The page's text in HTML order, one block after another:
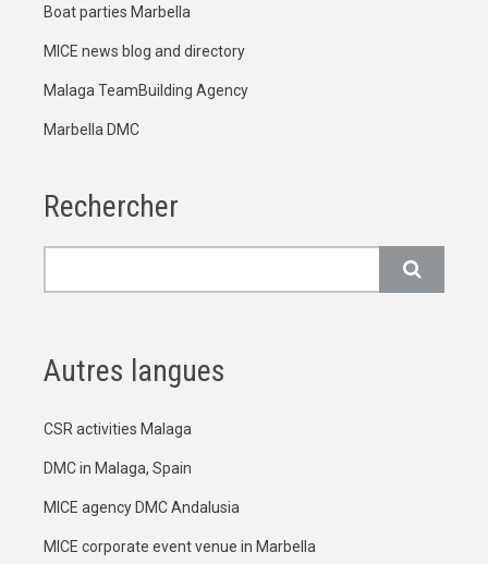
Boat parties Marbella
MICE news blog and directory
Malaga TeamBuilding Agency
Marbella DMC
Rechercher
Autres langues
CSR activities Malaga
DMC in Malaga, Spain
MICE agency DMC Andalusia
MICE corporate event venue in Marbella